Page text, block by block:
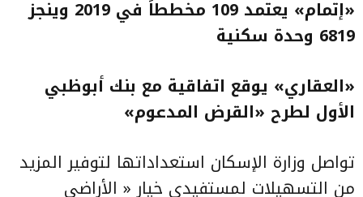
«إتمام» يعتمد 109 مخططاً في 2019 وينجز
6819 وحدة سكنية
«العقاري» يوقع اتفاقية مع بنك أبوظبي
الأول لطرح «القرض المدعوم»
تواصل وزارة الإسكان استعداداتها لتوفير المزيد
من التسهيلات لمستفيدي خيار « الأراضي